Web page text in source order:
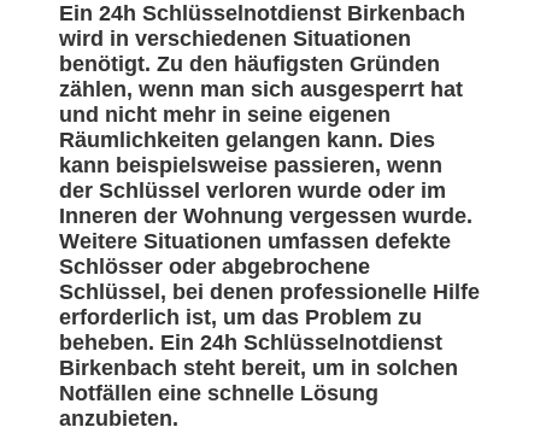
Ein 24h Schlüsselnotdienst Birkenbach
wird in verschiedenen Situationen
benötigt. Zu den häufigsten Gründen
zählen, wenn man sich ausgesperrt hat
und nicht mehr in seine eigenen
Räumlichkeiten gelangen kann. Dies
kann beispielsweise passieren, wenn
der Schlüssel verloren wurde oder im
Inneren der Wohnung vergessen wurde.
Weitere Situationen umfassen defekte
Schlösser oder abgebrochene
Schlüssel, bei denen professionelle Hilfe
erforderlich ist, um das Problem zu
beheben. Ein 24h Schlüsselnotdienst
Birkenbach steht bereit, um in solchen
Notfällen eine schnelle Lösung
anzubieten.